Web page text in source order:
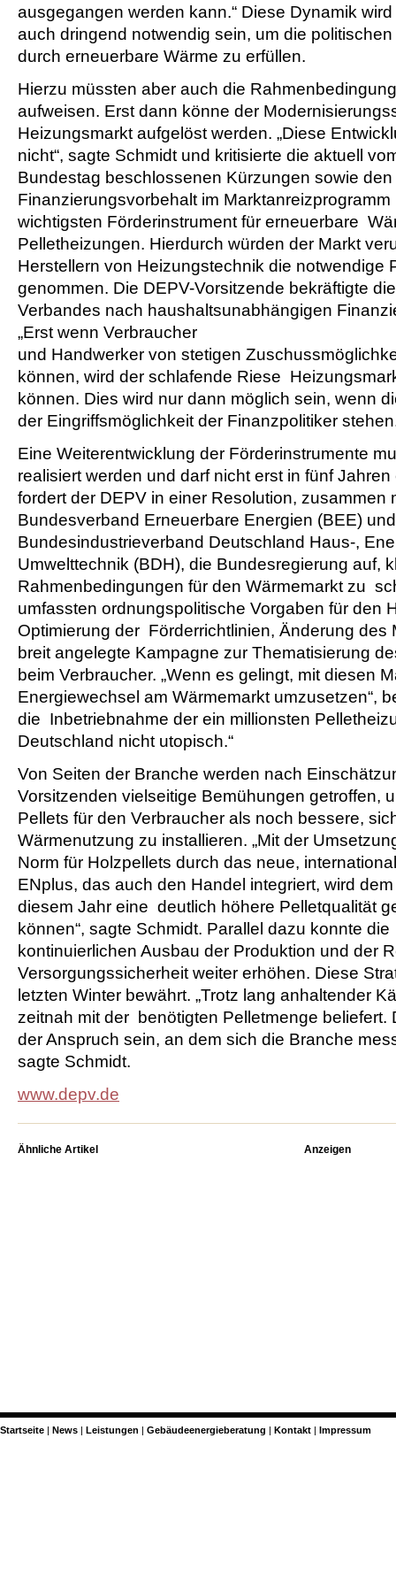
ausgegangen werden kann.“ Diese Dynamik
auch dringend notwendig sein, um die
durch erneuerbare Wärme zu erfüllen.
Hierzu müssten aber auch die
aufweisen. Erst dann könne der
Heizungsmarkt aufgelöst werden. „Diese
nicht“, sagte Schmidt und kritisierte die aktuell
Bundestag beschlossenen Kürzungen sowie den
Finanzierungsvorbehalt im Marktanreizprogramm
wichtigsten Förderinstrument für erneuerbare
Pelletheizungen. Hierdurch würden der Markt
Herstellern von Heizungstechnik die notwendige
genommen. Die DEPV-Vorsitzende bekräftigte
Verbandes nach haushaltsunabhängigen
„Erst wenn Verbraucher
und Handwerker von stetigen
können, wird der schlafende Riese
können. Dies wird nur dann möglich sein, wenn
der Eingriffsmöglichkeit der Finanzpolitiker
Eine Weiterentwicklung der Förderinstrumente
realisiert werden und darf nicht erst in fünf
fordert der DEPV in einer Resolution, zusammen
Bundesverband Erneuerbare Energien (BEE)
Bundesindustrieverband Deutschland Haus-,
Umwelttechnik (BDH), die Bundesregierung auf,
Rahmenbedingungen für den Wärmemarkt zu
umfassten ordnungspolitische Vorgaben für den
Optimierung der Förderrichtlinien, Änderung des
breit angelegte Kampagne zur Thematisierung
beim Verbraucher. „Wenn es gelingt, mit diesen
Energiewechsel am Wärmemarkt umzusetzen“,
die Inbetriebnahme der ein millionsten
Deutschland nicht utopisch.“
Von Seiten der Branche werden nach
Vorsitzenden vielseitige Bemühungen getroffen,
Pellets für den Verbraucher als noch bessere,
Wärmenutzung zu installieren. „Mit der
Norm für Holzpellets durch das neue,
ENplus, das auch den Handel integriert, wird
diesem Jahr eine deutlich höhere Pelletqualität
können“, sagte Schmidt. Parallel dazu konnte
kontinuierlichen Ausbau der Produktion und der
Versorgungssicherheit weiter erhöhen. Diese
letzten Winter bewährt. „Trotz lang anhaltender
zeitnah mit der benötigten Pelletmenge beliefert.
der Anspruch sein, an dem sich die Branche
sagte Schmidt.
www.depv.de
Ähnliche Artikel Anzeigen
Startseite News Leistungen Gebäudeenergieberatung Kontakt Impressum